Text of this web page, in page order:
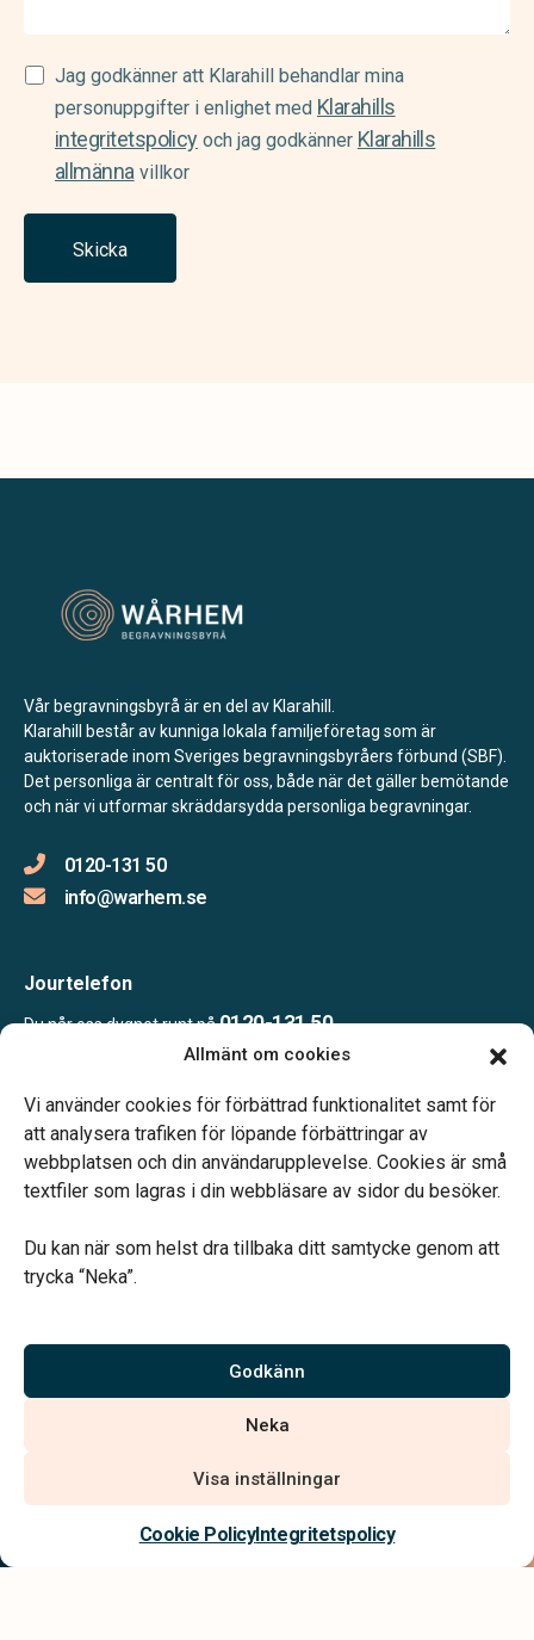
Allmänt om cookies
Vi använder cookies för förbättrad funktionalitet samt för
att analysera trafiken för löpande förbättringar av
webbplatsen och din användarupplevelse. Cookies är små
textfiler som lagras i din webbläsare av sidor du besöker.
Du kan när som helst dra tillbaka ditt samtycke genom att
trycka “Neka”.
Godkänn
Neka
Visa inställningar
Cookie PolicyIntegritetspolicy
Samtycke
(Required)
Jag godkänner att Klarahill behandlar mina
personuppgifter i enlighet med Klarahills
integritetspolicyoch jag godkänner Klarahills
allmännavillkor
Skicka
Kontakta oss
Vår begravningsbyrå är en del av Klarahill.
Klarahill består av kunniga lokala familjeföretag som är
auktoriserade inom Sveriges begravningsbyråers förbund (SBF).
Det personliga är centralt för oss, både när det gäller bemötande
och när vi utformar skräddarsydda personliga begravningar.
0120-131 50
info@warhem.se
Jourtelefon
Du når oss dygnet runt på0120-131 50
Öppettider
Tisdagar och fredagar: 10.00 – 16.00
Jourtelefon dygnet runt.
Vårt systerbolag Verahill hjälper dig med familjejuridiken –
Varmt välkommen.